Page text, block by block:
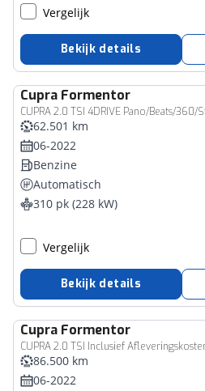
Vergelijk
Bekijk details
Cupra Formentor
CUPRA 2.0 TSI 4DRIVE Pano/Beats/360/
62.501 km
06-2022
Benzine
Automatisch
310 pk (228 kW)
Vergelijk
Bekijk details
Cupra Formentor
CUPRA 2.0 TSI Inclusief
86.500 km
06-2022